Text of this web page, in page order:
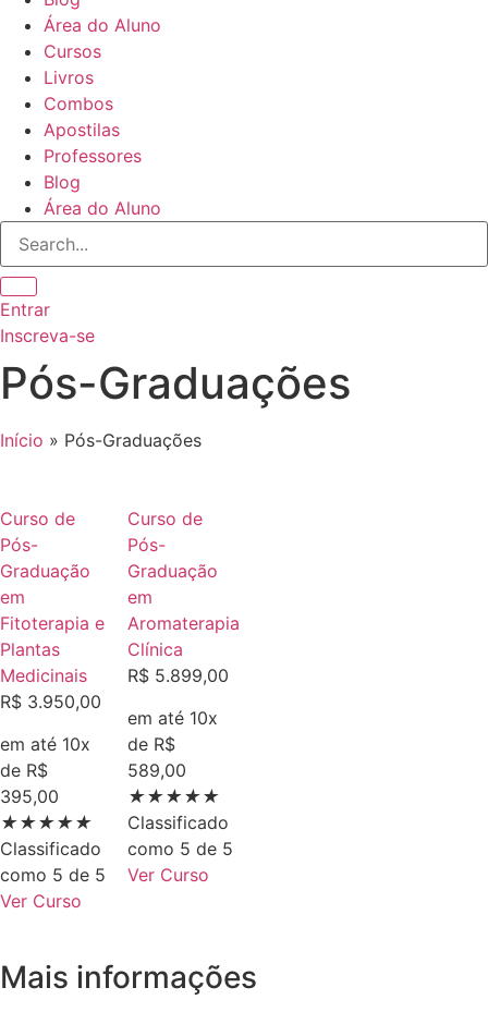
Área do Aluno
Cursos
Livros
Combos
Apostilas
Professores
Blog
Área do Aluno
Entrar
Inscreva-se
Pós-Graduações
Início » Pós-Graduações
Curso de
Pós-
Graduação
em
Fitoterapia e
Plantas
Medicinais
R$ 3.950,00
em até 10x
de R$
395,00
★★★★★
Classificado
como 5 de 5
Ver Curso
Curso de
Pós-
Graduação
em
Aromaterapia
Clínica
R$ 5.899,00
em até 10x
de R$
589,00
★★★★★
Classificado
como 5 de 5
Ver Curso
Mais informações